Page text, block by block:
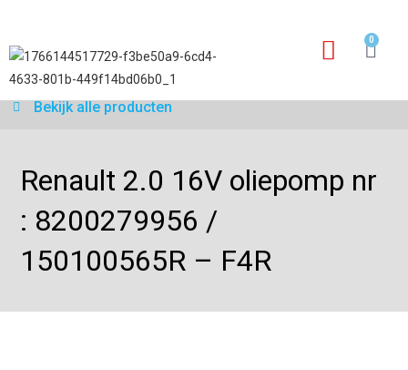
0
Bekijk alle producten
Renault 2.0 16V oliepomp nr
: 8200279956 /
150100565R – F4R